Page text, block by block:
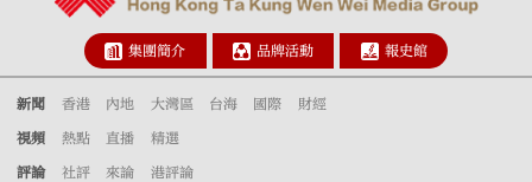
集團簡介 品牌活動 報史館
新聞 香港 內地 大灣區 台海 國際 財經
視頻 熱點 直播 精選
評論 社評 來論 港評論